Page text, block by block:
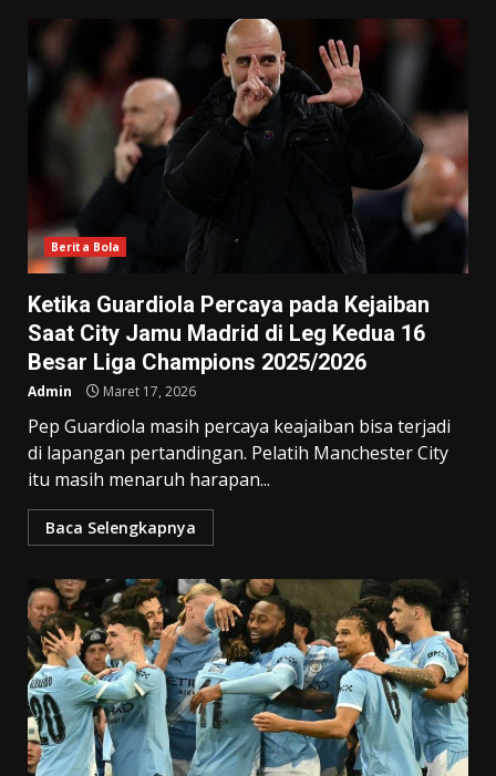
Berita Bola
Ketika Guardiola Percaya pada Kejaiban
Saat City Jamu Madrid di Leg Kedua 16
Besar Liga Champions 2025/2026
Admin Maret 17, 2026
Pep Guardiola masih percaya keajaiban bisa terjadi
di lapangan pertandingan. Pelatih Manchester City
itu masih menaruh harapan...
Baca Selengkapnya